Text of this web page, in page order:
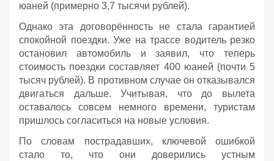
юаней (примерно 3,7 тысячи рублей).
Однако эта договорённость не стала гарантией
спокойной поездки. Уже на трассе водитель резко
остановил автомобиль и заявил, что теперь
стоимость поездки составляет 400 юаней (почти 5
тысяч рублей). В противном случае он отказывался
двигаться дальше. Учитывая, что до вылета
оставалось совсем немного времени, туристам
пришлось согласиться на новые условия.
По словам пострадавших, ключевой ошибкой
стало то, что они доверились устным